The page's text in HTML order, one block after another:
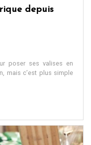
depuis
poser ses valises en
mais c’est plus simple